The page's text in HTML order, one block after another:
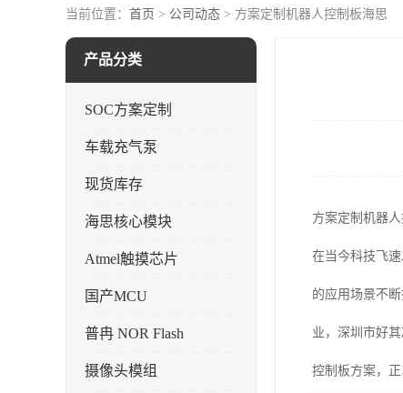
当前位置： 首页 > 公司动态 > 方案定制机器人控制板海思
产品分类
SOC方案定制
车载充气泵
现货库存
海思核心模块
Atmel触摸芯片
国产MCU
普冉 NOR Flash
摄像头模组
方案定制机器
在当今科技飞
的应用场景不
业，深圳市好
控制板方案，